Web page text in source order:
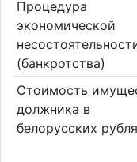
Процедура
экономической
(банкротства)
Стоимость
должника в
белорусских